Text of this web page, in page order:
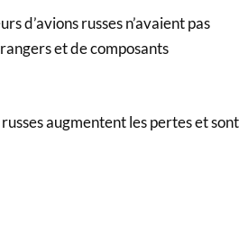
d’avions russes n’avaient pas
et de composants
augmentent les pertes et sont